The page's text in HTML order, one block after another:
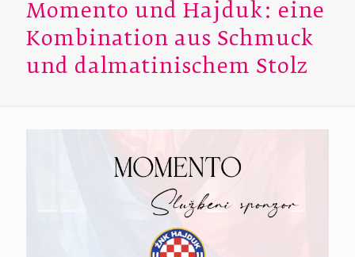
Momento und Hajduk: eine
Kombination aus Schmuck
und dalmatinischem Stolz